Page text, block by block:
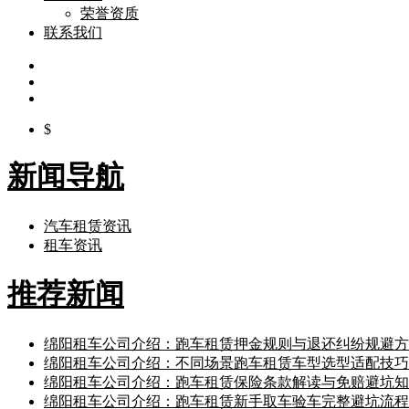
荣誉资质
联系我们
$
新闻导航
汽车租赁资讯
租车资讯
推荐新闻
绵阳租车公司介绍：跑车租赁押金规则与退还纠纷规避
绵阳租车公司介绍：不同场景跑车租赁车型选型适配技巧
绵阳租车公司介绍：跑车租赁保险条款解读与免赔避坑
绵阳租车公司介绍：跑车租赁新手取车验车完整避坑流程